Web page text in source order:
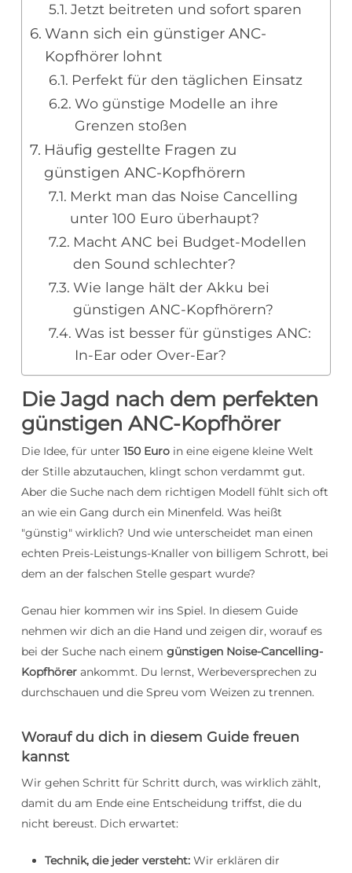
Jetzt beitreten und sofort sparen
Wann sich ein günstiger ANC-
Kopfhörer lohnt
Perfekt für den täglichen Einsatz
Wo günstige Modelle an ihre
Grenzen stoßen
Häufig gestellte Fragen zu
günstigen ANC-Kopfhörern
Merkt man das Noise Cancelling
unter 100 Euro überhaupt?
Macht ANC bei Budget-Modellen
den Sound schlechter?
Wie lange hält der Akku bei
günstigen ANC-Kopfhörern?
Was ist besser für günstiges ANC:
In-Ear oder Over-Ear?
Die Jagd nach dem perfekten
günstigen ANC-Kopfhörer
Die Idee, für unter 150 Euroin eine eigene kleine Welt
der Stille abzutauchen, klingt schon verdammt gut.
Aber die Suche nach dem richtigen Modell fühlt sich oft
an wie ein Gang durch ein Minenfeld. Was heißt
"günstig" wirklich? Und wie unterscheidet man einen
echten Preis-Leistungs-Knaller von billigem Schrott, bei
dem an der falschen Stelle gespart wurde?
Genau hier kommen wir ins Spiel. In diesem Guide
nehmen wir dich an die Hand und zeigen dir, worauf es
bei der Suche nach einem günstigen Noise-Cancelling-
Kopfhörerankommt. Du lernst, Werbeversprechen zu
durchschauen und die Spreu vom Weizen zu trennen.
Worauf du dich in diesem Guide freuen
kannst
Wir gehen Schritt für Schritt durch, was wirklich zählt,
damit du am Ende eine Entscheidung triffst, die du
nicht bereust. Dich erwartet:
Technik, die jeder versteht:Wir erklären dir